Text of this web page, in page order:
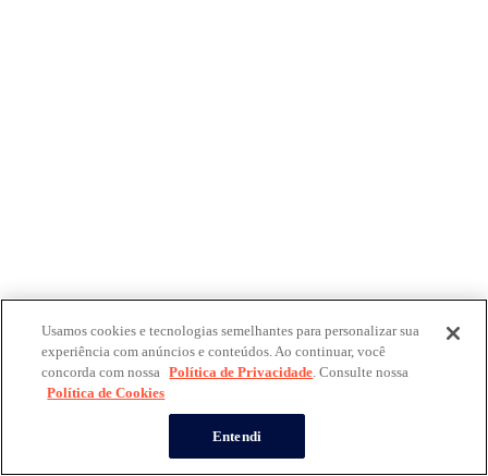
Usamos cookies e tecnologias semelhantes para personalizar sua
experiência com anúncios e conteúdos. Ao continuar, você
concorda com nossa Política de Privacidade. Consulte nossa
Política de Cookies
Entendi